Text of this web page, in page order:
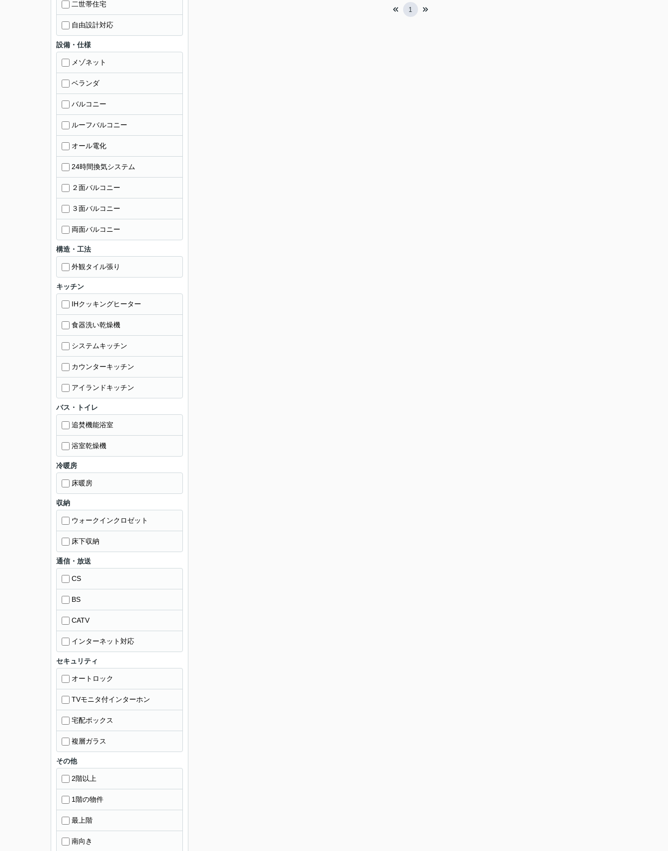
1
二世帯住宅
自由設計対応
設備・仕様
メゾネット
ベランダ
バルコニー
ルーフバルコニー
オール電化
24時間換気システム
２面バルコニー
３面バルコニー
両面バルコニー
構造・工法
外観タイル張り
キッチン
IHクッキングヒーター
食器洗い乾燥機
システムキッチン
カウンターキッチン
アイランドキッチン
バス・トイレ
追焚機能浴室
浴室乾燥機
冷暖房
床暖房
収納
ウォークインクロゼット
床下収納
通信・放送
CS
BS
CATV
インターネット対応
セキュリティ
オートロック
TVモニタ付インターホン
宅配ボックス
複層ガラス
その他
2階以上
1階の物件
最上階
南向き